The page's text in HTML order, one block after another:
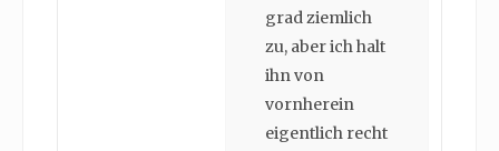
grad ziemlich
zu, aber ich halt
ihn von
vornherein
eigentlich recht